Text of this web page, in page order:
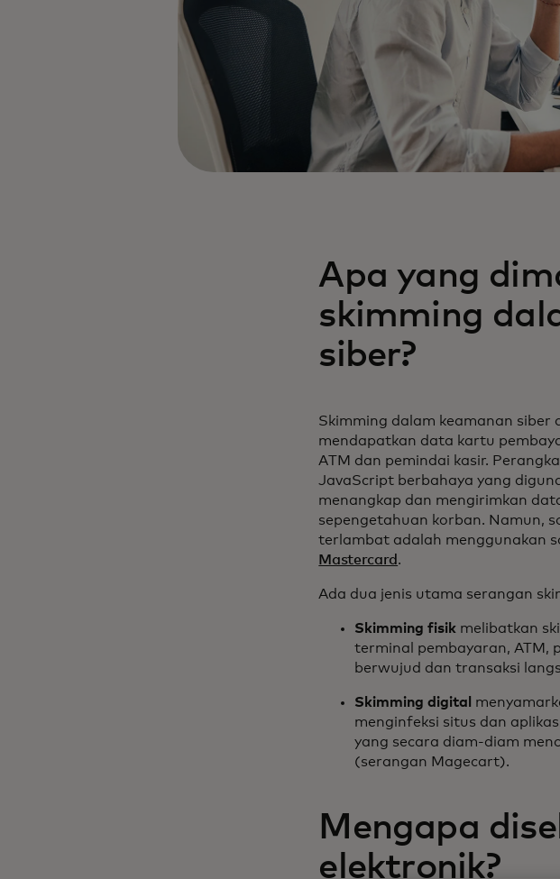
Apa yang
skimming
siber?
Skimming dalam keamanan
mendapatkan data kartu
ATM dan pemindai kasir.
JavaScript berbahaya yang
menangkap dan mengirimkan
sepengetahuan korban. Namun,
terlambat adalah menggunakan
Mastercard .
Ada dua jenis utama serangan
Skimming fisik melibatkan
terminal pembayaran, ATM,
berwujud dan transaksi
Skimming digital
menginfeksi situs dan
yang secara diam-diam
(serangan Magecart).
Mengapa
elektronik?